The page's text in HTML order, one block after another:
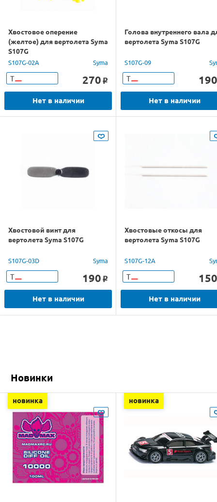
Хвостовое оперение
(желтое) для вертолета Syma
S107G
S107G-02A Syma
Т 270 o
Нет в наличии
Голова внутреннего вала
вертолета Syma S107G
S107G-09
Т 190
Нет в наличии
Хвостовой винт для
вертолета Syma S107G
S107G-03D Syma
Т 190 o
Нет в наличии
Хвостовые откосы для
вертолета Syma S107G
S107G-12A
Т 150
Нет в наличии
Новинки
новинка новинка